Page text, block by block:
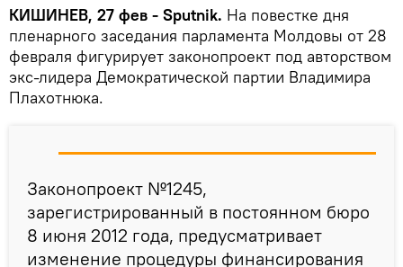
КИШИНЕВ, 27 фев - Sputnik. На повестке дня
пленарного заседания парламента Молдовы от 28
февраля фигурирует законопроект под авторством
экс-лидера Демократической партии Владимира
Плахотнюка.
Законопроект №1245,
зарегистрированный в постоянном бюро
8 июня 2012 года, предусматривает
изменение процедуры финансирования